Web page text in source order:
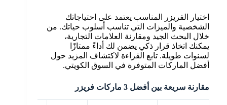
اختيار الفريزر المناسب يعتمد على احتياجاتك
الشخصية والميزات التي تناسب أسلوب حياتك. من
خلال البحث الجيد ومقارنة العلامات التجارية،
يمكنك اتخاذ قرار ذكي يضمن لك أداءً ممتازًا
لسنوات طويلة. تابع القراءة لاكتشاف المزيد حول
أفضل الماركات المتوفرة في السوق الكويتي.
مقارنة سريعة بين أفضل 3 ماركات فريزر